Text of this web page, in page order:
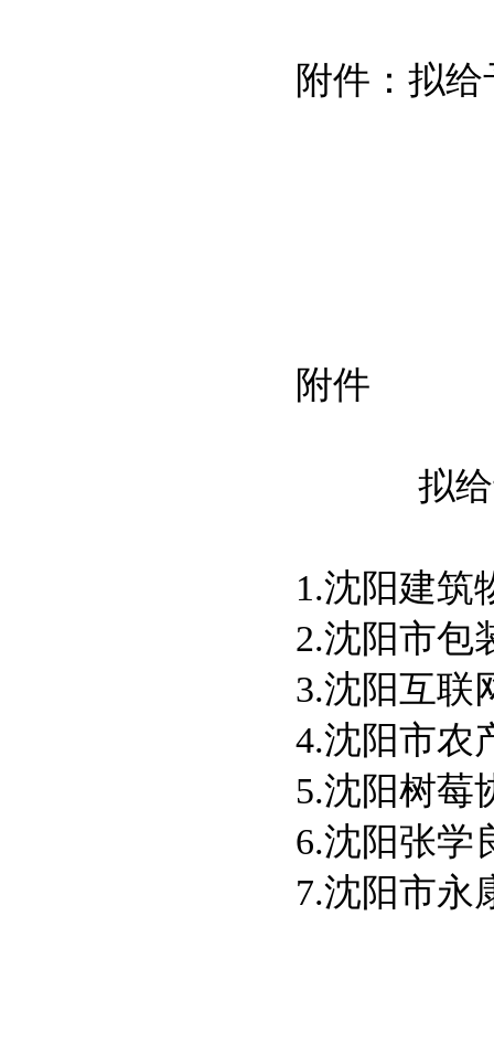
附件：拟
附件
拟
1.沈阳建筑
2.沈阳市包
3.沈阳互联
4.沈阳市农
5.沈阳树莓
6.沈阳张学
7.沈阳市永